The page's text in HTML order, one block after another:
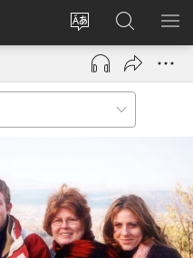
Změnit
jazyk
stránek
Přihlásit
se
(otevřeno
okno)
Hledat
na
JW.ORG